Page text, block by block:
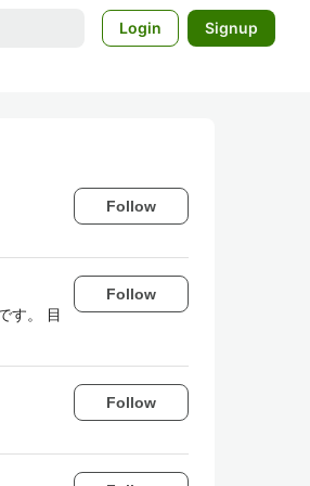
Login Signup
Follow
す。 目
Follow
Follow